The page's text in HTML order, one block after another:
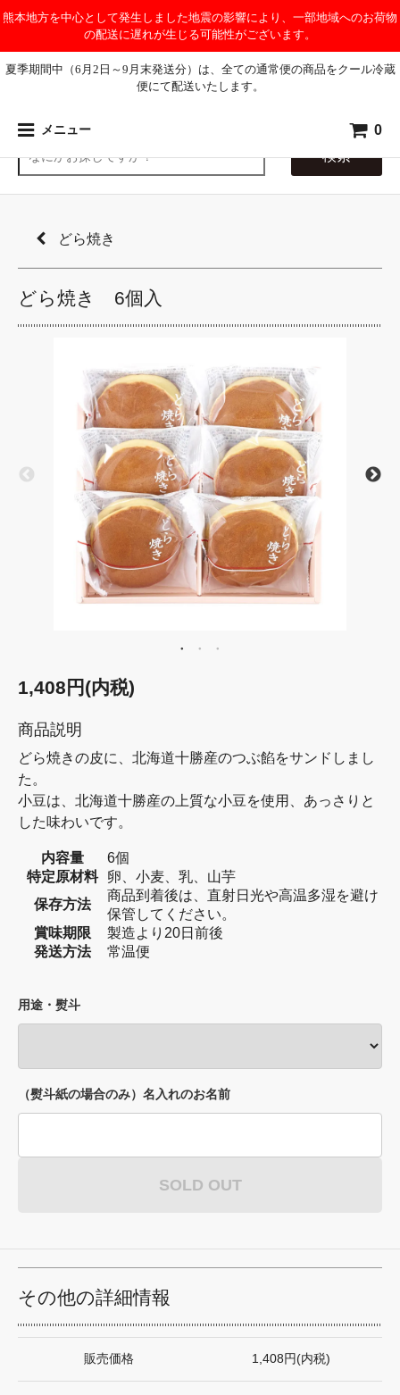
熊本地方を中心として発生しました地震の影響により、一部地域へのお荷物
の配送に遅れが生じる可能性がございます。
夏季期間中（6月2日～9月末発送分）は、全ての通常便の商品をクール冷蔵
便にて配送いたします。
メニュー
0
検索
どら焼き
どら焼き 6個入
1,408円(内税)
商品説明
どら焼きの皮に、北海道十勝産のつぶ餡をサンドしまし
た。
小豆は、北海道十勝産の上質な小豆を使用、あっさりと
した味わいです。
内容量
6個
特定原材料
卵、小麦、乳、山芋
保存方法
商品到着後は、直射日光や高温多湿を避け
保管してください。
賞味期限
製造より20日前後
発送方法
常温便
用途・熨斗
（熨斗紙の場合のみ）名入れのお名前
SOLD OUT
その他の詳細情報
販売価格 1,408円(内税)